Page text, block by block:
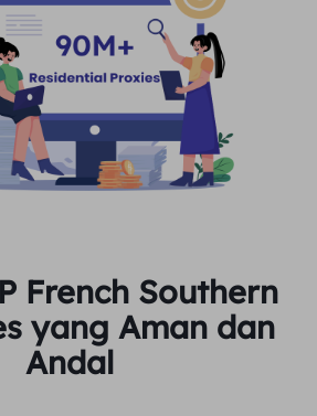
French Southern
yang Aman dan
Andal